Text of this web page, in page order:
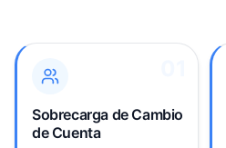
Sobrecarga de Cambio
de Cuenta
01
significa iniciar y cerrar
sesión constantemente,
perdiendo tiempo con